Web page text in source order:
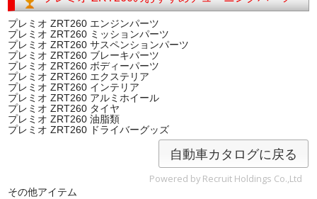
プレミオ ZRT260 エンジンパーツ
プレミオ ZRT260 ミッションパーツ
プレミオ ZRT260 サスペンションパーツ
プレミオ ZRT260 ブレーキパーツ
プレミオ ZRT260 ボディーパーツ
プレミオ ZRT260 エクステリア
プレミオ ZRT260 インテリア
プレミオ ZRT260 アルミホイール
プレミオ ZRT260 タイヤ
プレミオ ZRT260 油脂類
プレミオ ZRT260 ドライバーグッズ
自動車カタログに戻る
Powered by Recruit Holdings Co.,Ltd
その他アイテム